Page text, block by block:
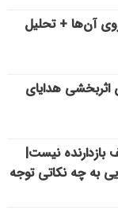
آن‌ها + تحلیل
اثربخشی هدایای
بازدارنده نیست|
به چه نکاتی توجه